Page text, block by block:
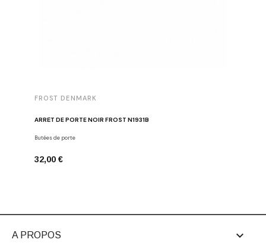
FROST DENMARK
ARRÊT DE PORTE NOIR FROST N1931B
Butées de porte
32,00 €
A PROPOS 